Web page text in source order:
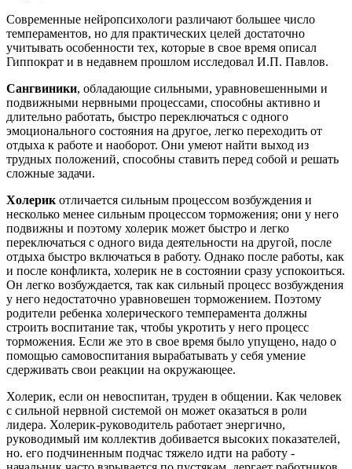
Современные нейропсихологи различают большее число
темпераментов, но для практических целей достаточно
учитывать особенности тех, которые в свое время описал
Гиппократ и в недавнем прошлом исследовал И.П. Павлов.
Сангвиники, обладающие сильными, уравновешенными и
подвижными нервными процессами, способны активно и
длительно работать, быстро переключаться с одного
эмоционального состояния на другое, легко переходить от
отдыха к работе и наоборот. Они умеют найти выход из
трудных положений, способны ставить перед собой и решать
сложные задачи.
Холерик отличается сильным процессом возбуждения и
несколько менее сильным процессом торможения; они у него
подвижны и поэтому холерик может быстро и легко
переключаться с одного вида деятельности на другой, после
отдыха быстро включаться в работу. Однако после работы, как
и после конфликта, холерик не в состоянии сразу успокоиться.
Он легко возбуждается, так как сильный процесс возбуждения
у него недостаточно уравновешен торможением. Поэтому
родители ребенка холерического темперамента должны
строить воспитание так, чтобы укротить у него процесс
торможения. Если же это в свое время было упущено, надо о
помощью самовоспитания вырабатывать у себя умение
сдерживать свои реакции на окружающее.
Холерик, если он невоспитан, труден в общении. Как человек
с сильной нервной системой он может оказаться в роли
лидера. Холерик-руководитель работает энергично,
руководимый им коллектив добивается высоких показателей,
но. его подчиненным подчас тяжело идти на работу -